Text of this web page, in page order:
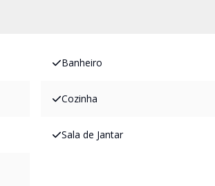
Banheiro
Cozinha
Sala de Jantar